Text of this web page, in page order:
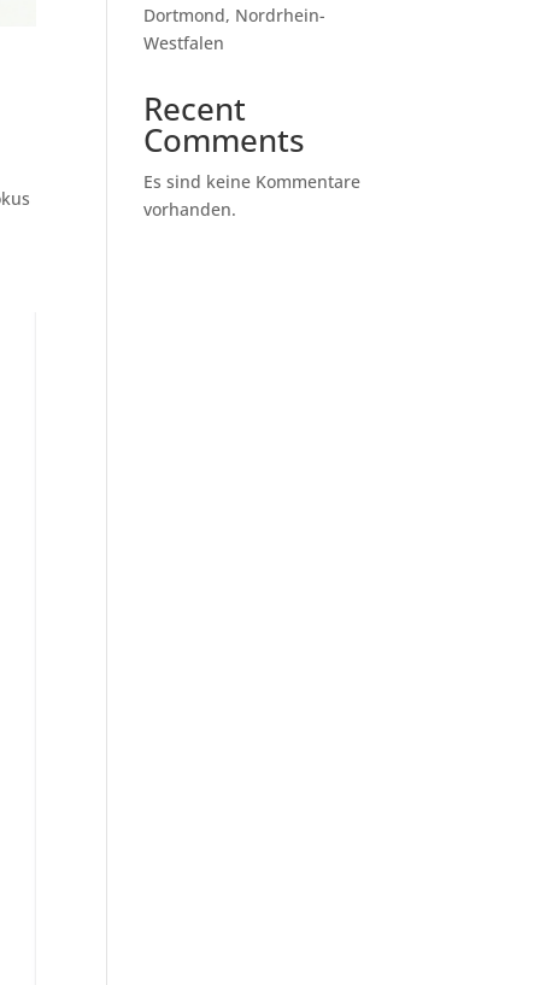
Dortmond, Nordrhein-
Westfalen
Recent
Comments
Es sind keine Kommentare
vorhanden.